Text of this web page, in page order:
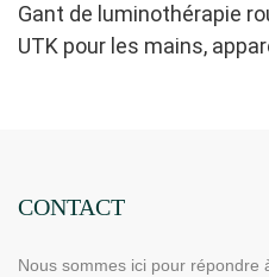
Gant de luminothérapie
UTK pour les mains,
performance 660/850 nm,
luminothérapie rouge à
CONTACT
Nous sommes ici pour répondre